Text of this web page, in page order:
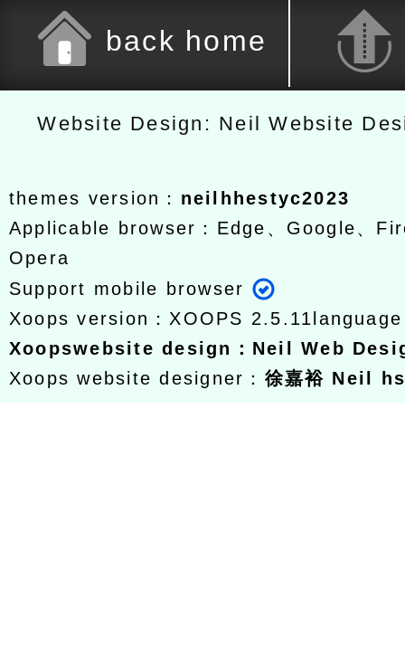
back home
Website Design: Neil Website
themes version： neilhhestyc2023
Applicable browser：Edge、Google、
Opera
Support mobile browser
Xoops version： XOOPS 2.5.11
Xoopswebsite design ： Neil Web
Xoops website designer： 徐嘉裕 Neil